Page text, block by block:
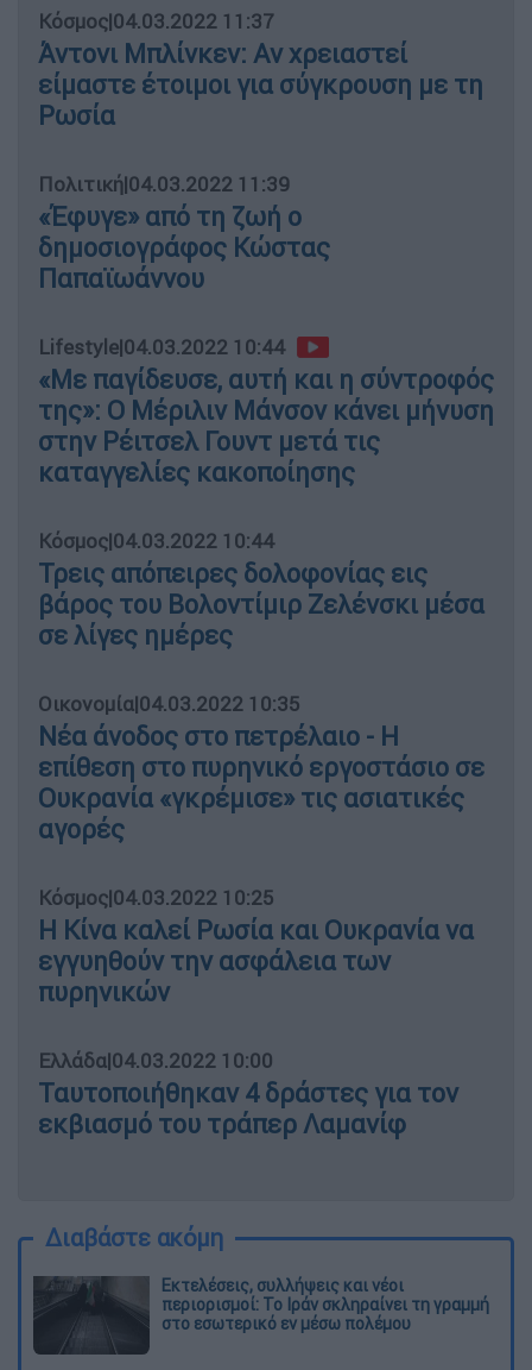
Κόσμος|04.03.2022 11:37
Άντονι Μπλίνκεν: Αν χρειαστεί
είμαστε έτοιμοι για σύγκρουση με τη
Ρωσία
Πολιτική|04.03.2022 11:39
«Έφυγε» από τη ζωή ο
δημοσιογράφος Κώστας
Παπαϊωάννου
Lifestyle|04.03.2022 10:44
«Με παγίδευσε, αυτή και η σύντροφός
της»: O Μέριλιν Μάνσον κάνει μήνυση
στην Ρέιτσελ Γουντ μετά τις
καταγγελίες κακοποίησης
Κόσμος|04.03.2022 10:44
Τρεις απόπειρες δολοφονίας εις
βάρος του Βολοντίμιρ Ζελένσκι μέσα
σε λίγες ημέρες
Οικονομία|04.03.2022 10:35
Νέα άνοδος στο πετρέλαιο - Η
επίθεση στο πυρηνικό εργοστάσιο σε
Ουκρανία «γκρέμισε» τις ασιατικές
αγορές
Κόσμος|04.03.2022 10:25
Η Κίνα καλεί Ρωσία και Ουκρανία να
εγγυηθούν την ασφάλεια των
πυρηνικών
Ελλάδα|04.03.2022 10:00
Ταυτοποιήθηκαν 4 δράστες για τον
εκβιασμό του τράπερ Λαμανίφ
Διαβάστε ακόμη
Εκτελέσεις, συλλήψεις και νέοι
περιορισμοί: Το Ιράν σκληραίνει τη γραμμή
στο εσωτερικό εν μέσω πολέμου